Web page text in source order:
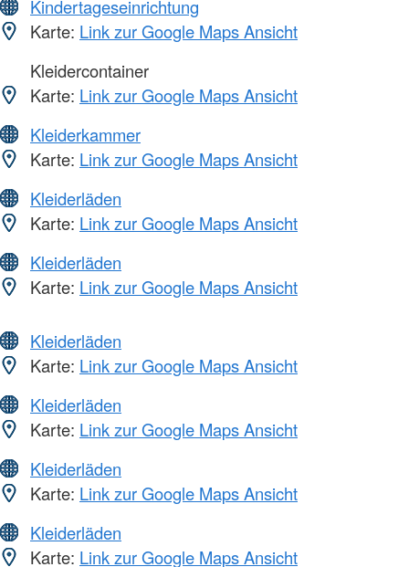
Kindertageseinrichtung
Karte: Link zur Google Maps Ansicht
Kleidercontainer
Karte: Link zur Google Maps Ansicht
Kleiderkammer
Karte: Link zur Google Maps Ansicht
Kleiderläden
Karte: Link zur Google Maps Ansicht
Kleiderläden
Karte: Link zur Google Maps Ansicht
Kleiderläden
Karte: Link zur Google Maps Ansicht
Kleiderläden
Karte: Link zur Google Maps Ansicht
Kleiderläden
Karte: Link zur Google Maps Ansicht
Kleiderläden
Karte: Link zur Google Maps Ansicht